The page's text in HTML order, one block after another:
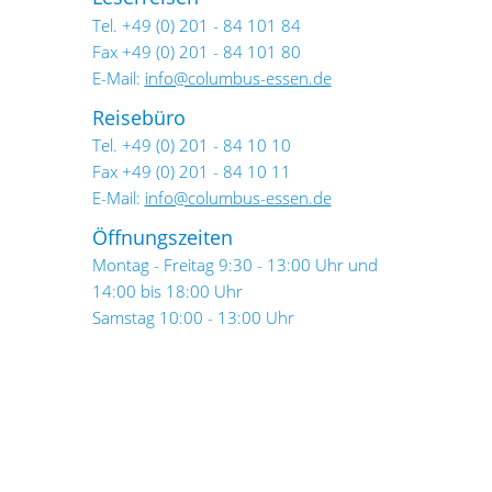
Tel. +49 (0) 201 - 84 101 84
Fax +49 (0) 201 - 84 101 80
E-Mail: info@columbus-essen.de
Reisebüro
Tel. +49 (0) 201 - 84 10 10
Fax +49 (0) 201 - 84 10 11
E-Mail: info@columbus-essen.de
Öffnungszeiten
Montag - Freitag 9:30 - 13:00 Uhr und
14:00 bis 18:00 Uhr
Samstag 10:00 - 13:00 Uhr